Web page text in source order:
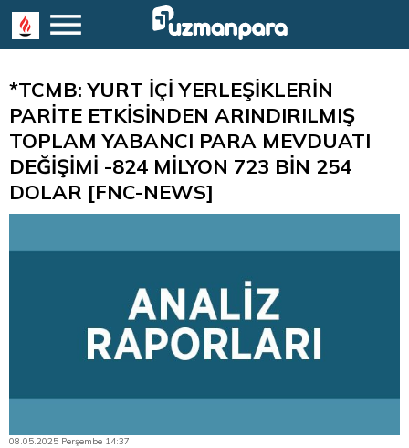
*TCMB: YURT İÇİ YERLEŞİKLERİN
PARİTE ETKİSİNDEN ARINDIRILMIŞ
TOPLAM YABANCI PARA MEVDUATI
DEĞİŞİMİ -824 MİLYON 723 BİN 254
DOLAR [FNC-NEWS]
08.05.2025 Perşembe 14:37